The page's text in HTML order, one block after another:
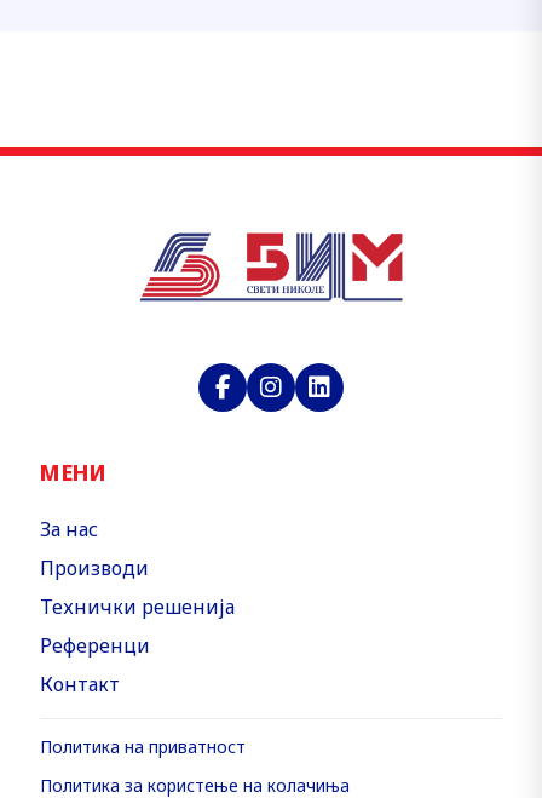
МЕНИ
За нас
Производи
Технички решенија
Референци
Контакт
Политика на приватност
Политика за користење на колачиња